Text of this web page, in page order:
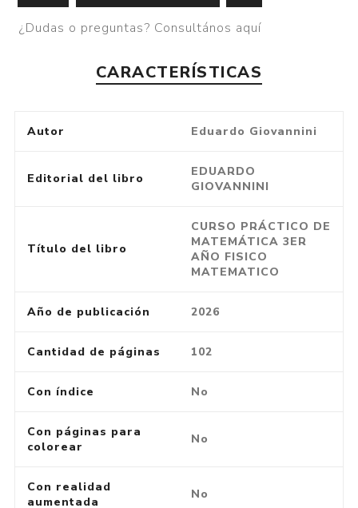
¿Dudas o preguntas? Consultános aquí
CARACTERÍSTICAS
Autor Eduardo Giovannini
Editorial del libro
EDUARDO
GIOVANNINI
Título del libro
CURSO PRÁCTICO DE
MATEMÁTICA 3ER
AÑO FISICO
MATEMATICO
Año de publicación 2026
Cantidad de páginas 102
Con índice No
Con páginas para
colorear
No
Con realidad
aumentada
No